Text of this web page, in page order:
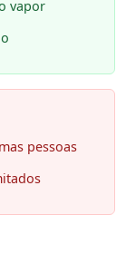
vapor
pessoas